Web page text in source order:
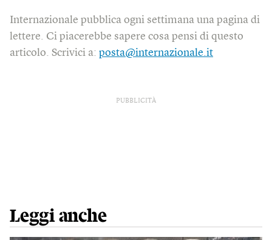
Internazionale pubblica ogni settimana una pagina di
lettere. Ci piacerebbe sapere cosa pensi di questo
articolo. Scrivici a: posta@internazionale.it
PUBBLICITÀ
Leggi anche